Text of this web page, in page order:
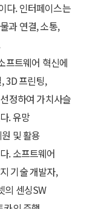
다. 인터페이스는
과 연결, 소통,
프트웨어 혁신에
3D 프린팅,
정하여 가치사슬
. 유망
및 활용
. 소프트웨어
기술 개발자,
의 센싱SW